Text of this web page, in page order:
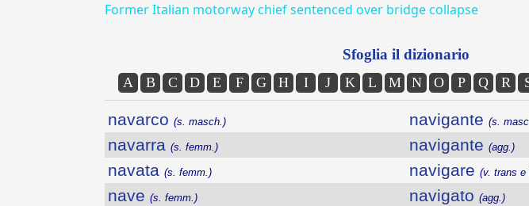
Former Italian motorway chief sentenced over bridge collapse
Sfoglia il dizionario
A B C D E F G H I J K L M N O P Q R
navarco (s. masch.)
navarra (s. femm.)
navata (s. femm.)
nave (s. femm.)
navigante (s.
navigante (agg.)
navigare (v. trans e
navigato (agg.)